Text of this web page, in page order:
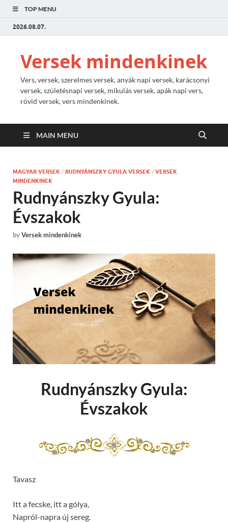
TOP MENU
2026.08.07.
Versek mindenkinek
Vers, versek, szerelmes versek, anyák napi versek, karácsonyi
versek, születésnapi versek, mikulás versek, apák napi vers,
rövid versek, vers mindenkinek.
MAIN MENU
MAGYAR VERSEK / RUDNYÁNSZKY GYULA VERSEK / VERSEK
MINDENKINEK
Rudnyánszky Gyula:
Évszakok
byVersek mindenkinek
Rudnyánszky Gyula:
Évszakok
Tavasz
Itt a fecske, itt a gólya,
Napról-napra új sereg.